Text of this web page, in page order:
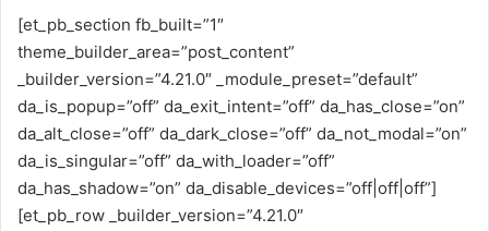
[et_pb_section fb_built=”1″
theme_builder_area=”post_content”
_builder_version=”4.21.0″ _module_preset=”default”
da_is_popup=”off” da_exit_intent=”off” da_has_close=”on”
da_alt_close=”off” da_dark_close=”off” da_not_modal=”on”
da_is_singular=”off” da_with_loader=”off”
da_has_shadow=”on” da_disable_devices=”off|off|off”]
[et_pb_row _builder_version=”4.21.0″